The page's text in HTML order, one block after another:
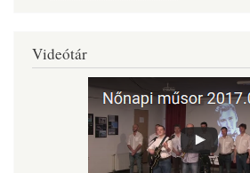
Videótár